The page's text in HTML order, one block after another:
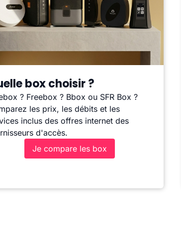
box choisir ?
? Freebox ? Bbox ou SFR Box ?
les prix, les débits et les
inclus des offres internet des
d'accès.
Je compare les box